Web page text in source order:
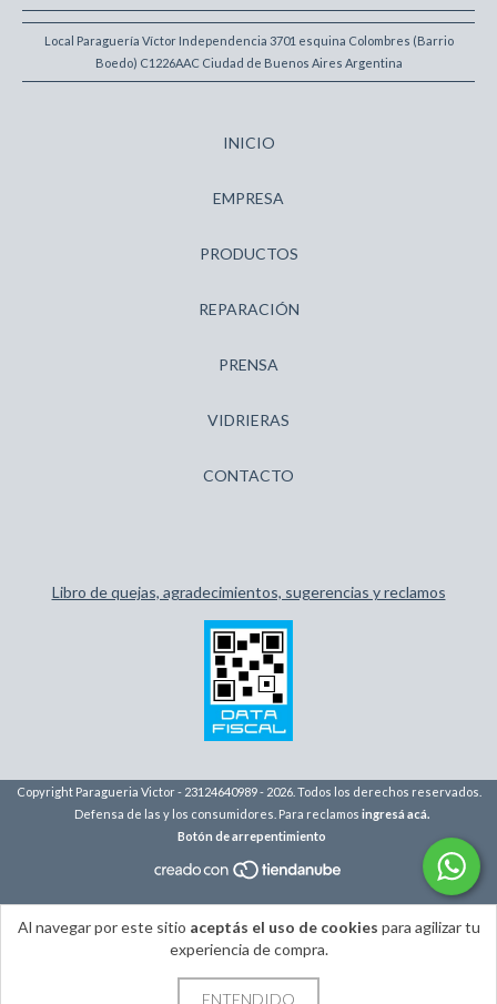
Al navegar por este sitio aceptás el uso de cookies para agilizar tu
experiencia de compra.
ENTENDIDO
Local Paraguería Víctor Independencia 3701 esquina Colombres (Barrio
Boedo) C1226AAC Ciudad de Buenos Aires Argentina
INICIO
EMPRESA
PRODUCTOS
REPARACIÓN
PRENSA
VIDRIERAS
CONTACTO
Libro de quejas, agradecimientos, sugerencias y reclamos
Copyright Paragueria Victor - 23124640989 - 2026. Todos los derechos reservados.
Defensa de las y los consumidores. Para reclamos ingresá acá.
Botón de arrepentimiento